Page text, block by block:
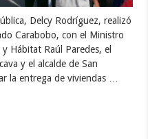
Delcy Rodríguez, realizó
Carabobo, con el Ministro
Hábitat Raúl Paredes, el
y el alcalde de San
la entrega de viviendas …